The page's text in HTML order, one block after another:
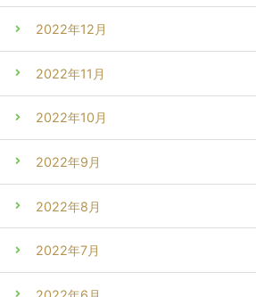
2022年12月
2022年11月
2022年10月
2022年9月
2022年8月
2022年7月